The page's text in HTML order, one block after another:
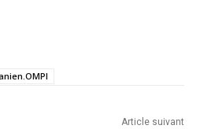
Article suivant